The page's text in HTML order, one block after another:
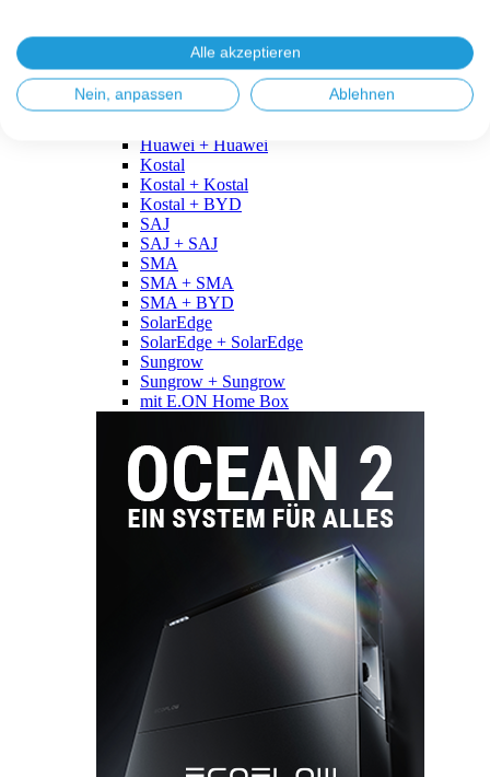
Fronius + BYD
GoodWe
GoodWe + GoodWe
GoodWe + BYD
Huawei + Huawei
Kostal
Kostal + Kostal
Kostal + BYD
SAJ
SAJ + SAJ
SMA
SMA + SMA
SMA + BYD
SolarEdge
SolarEdge + SolarEdge
Sungrow
Sungrow + Sungrow
mit E.ON Home Box
Alle akzeptieren
Nein, anpassen Ablehnen